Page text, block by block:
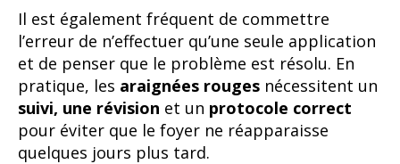
Il est également fréquent de commettre
l’erreur de n’effectuer qu’une seule application
et de penser que le problème est résolu. En
pratique, les araignées rouges nécessitent un
suivi, une révision et un protocole correct
pour éviter que le foyer ne réapparaisse
quelques jours plus tard.